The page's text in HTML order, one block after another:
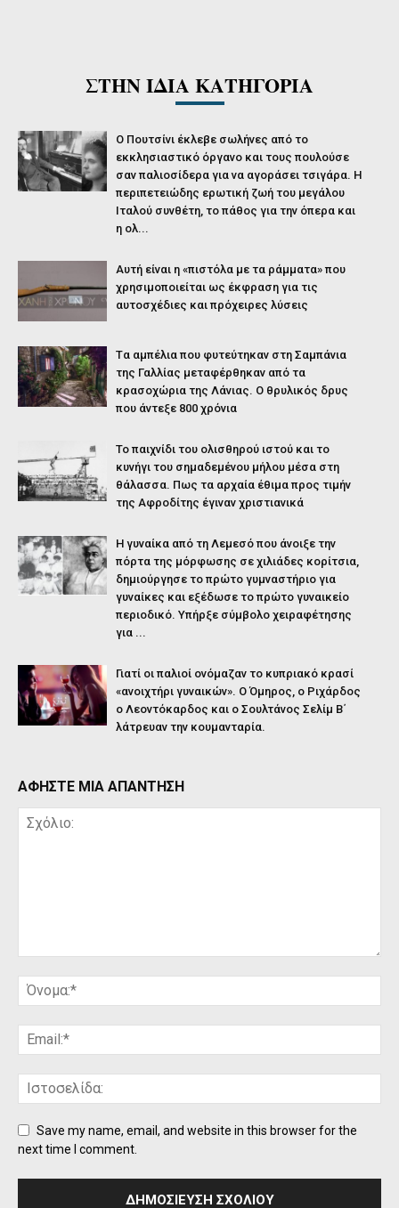
ΣΤΗΝ ΙΔΙΑ ΚΑΤΗΓΟΡΙΑ
O Πουτσίνι έκλεβε σωλήνες από το
εκκλησιαστικό όργανο και τους πουλούσε
σαν παλιοσίδερα για να αγοράσει τσιγάρα. Η
περιπετειώδης ερωτική ζωή του μεγάλου
Ιταλού συνθέτη, το πάθος για την όπερα και
η ολ...
Αυτή είναι η «πιστόλα με τα ράμματα» που
χρησιμοποιείται ως έκφραση για τις
αυτοσχέδιες και πρόχειρες λύσεις
Tα αμπέλια που φυτεύτηκαν στη Σαμπάνια
της Γαλλίας μεταφέρθηκαν από τα
κρασοχώρια της Λάνιας. Ο θρυλικός δρυς
που άντεξε 800 χρόνια
Το παιχνίδι του ολισθηρού ιστού και το
κυνήγι του σημαδεμένου μήλου μέσα στη
θάλασσα. Πως τα αρχαία έθιμα προς τιμήν
της Αφροδίτης έγιναν χριστιανικά
Η γυναίκα από τη Λεμεσό που άνοιξε την
πόρτα της μόρφωσης σε χιλιάδες κορίτσια,
δημιούργησε το πρώτο γυμναστήριο για
γυναίκες και εξέδωσε το πρώτο γυναικείο
περιοδικό. Υπήρξε σύμβολο χειραφέτησης
για ...
Γιατί οι παλιοί ονόμαζαν το κυπριακό κρασί
«ανοιχτήρι γυναικών». Ο Όμηρος, ο Ριχάρδος
ο Λεοντόκαρδος και ο Σουλτάνος Σελίμ Β΄
λάτρευαν την κουμανταρία.
ΑΦΗΣΤΕ ΜΙΑ ΑΠΑΝΤΗΣΗ
Save my name, email, and website in this browser for the
next time I comment.